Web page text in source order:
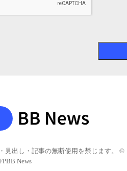
見出し・記事の無断使用を禁じます。 ©
News